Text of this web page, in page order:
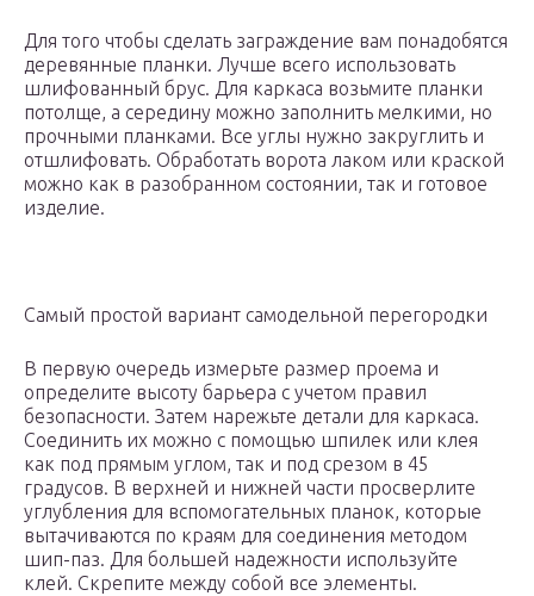
Для того чтобы сделать заграждение вам понадобятся
деревянные планки. Лучше всего использовать
шлифованный брус. Для каркаса возьмите планки
потолще, а середину можно заполнить мелкими, но
прочными планками. Все углы нужно закруглить и
отшлифовать. Обработать ворота лаком или краской
можно как в разобранном состоянии, так и готовое
изделие.
Самый простой вариант самодельной перегородки
В первую очередь измерьте размер проема и
определите высоту барьера с учетом правил
безопасности. Затем нарежьте детали для каркаса.
Соединить их можно с помощью шпилек или клея
как под прямым углом, так и под срезом в 45
градусов. В верхней и нижней части просверлите
углубления для вспомогательных планок, которые
вытачиваются по краям для соединения методом
шип-паз. Для большей надежности используйте
клей. Скрепите между собой все элементы.